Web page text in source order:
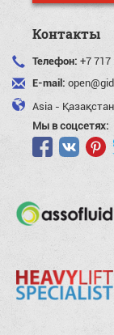
Контакты
Телефон: +7 717
E-mail:
Asia -
Мы в соцсетях: